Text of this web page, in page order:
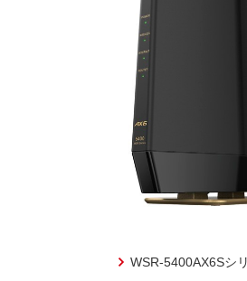
WSR-5400AX6Sシ